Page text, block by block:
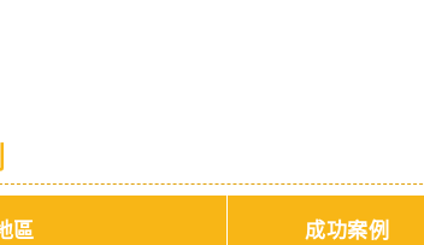
區 成功案例